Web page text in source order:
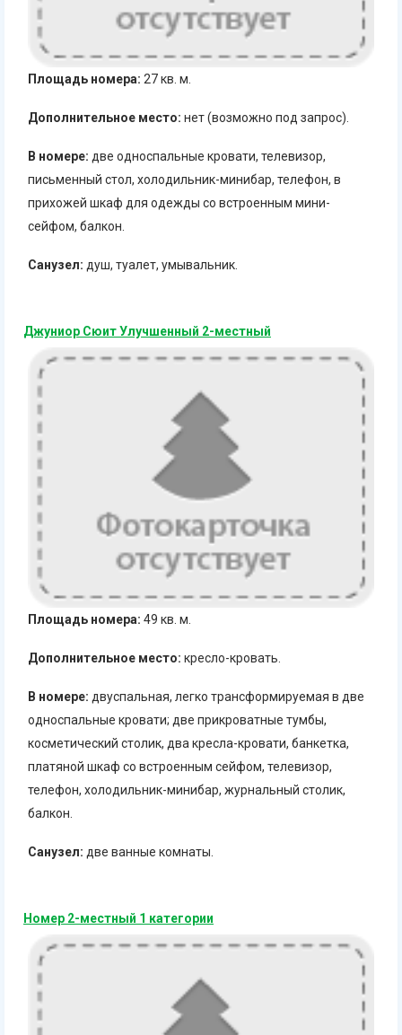
Площадь номера: 27 кв. м.
Дополнительное место: нет (возможно под запрос).
В номере: две односпальные кровати, телевизор,
письменный стол, холодильник-минибар, телефон, в
прихожей шкаф для одежды со встроенным мини-
сейфом, балкон.
Санузел: душ, туалет, умывальник.
Джуниор Сюит Улучшенный 2-местный
Площадь номера: 49 кв. м.
Дополнительное место: кресло-кровать.
В номере: двуспальная, легко трансформируемая в две
односпальные кровати; две прикроватные тумбы,
косметический столик, два кресла-кровати, банкетка,
платяной шкаф со встроенным сейфом, телевизор,
телефон, холодильник-минибар, журнальный столик,
балкон.
Санузел: две ванные комнаты.
Номер 2-местный 1 категории